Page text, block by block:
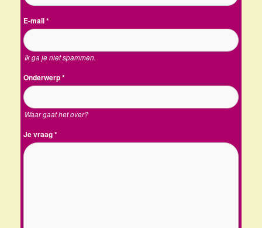
E-mail*
Ik ga je niet spammen.
Onderwerp*
Waar gaat het over?
Je vraag*